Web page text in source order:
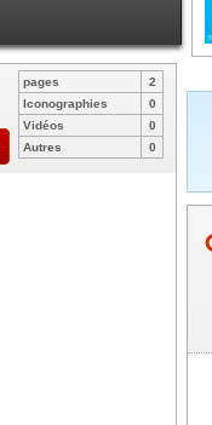
pages
2
Iconographies
0
Vidéos
0
Autres
0